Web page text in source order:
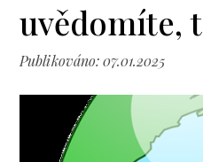
uvědomíte,
Publikováno: 07.01.2025